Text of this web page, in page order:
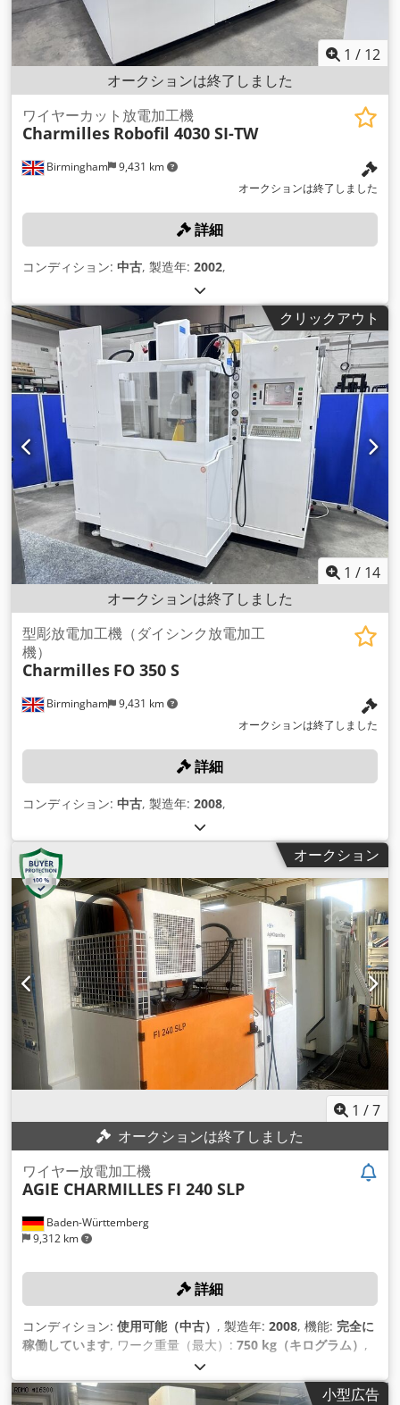
1 / 12
オークションは終了しました
Birmingham 9,431 km
ワイヤーカット放電加工機
Charmilles Robofil 4030 SI-TW
オークションは終了しました
詳細
コンディション: 中古, 製造年: 2002,
クリックアウト
1 / 14
オークションは終了しました
Birmingham 9,431 km
型彫放電加工機（ダイシンク放電加工
機）
Charmilles FO 350 S
オークションは終了しました
詳細
コンディション: 中古, 製造年: 2008,
オークション
1 /7
オークションは終了しました
Baden-Württemberg
9,312 km
ワイヤー放電加工機
AGIE CHARMILLES FI 240 SLP
詳細
コンディション: 使用可能（中古） , 製造年: 2008, 機能: 完全に
稼働しています, ワーク重量（最大）: 750 kg（キログラム） ,
, Y軸移動距離:
220 mm, ワイヤー径（最大）:0.3 mm,
小型広告